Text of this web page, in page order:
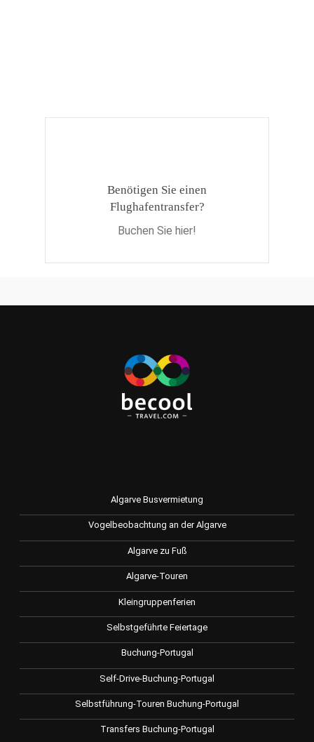
Benötigen Sie einen
Flughafentransfer?
Buchen Sie hier!
Algarve Busvermietung
Vogelbeobachtung an der Algarve
Algarve zu Fuß
Algarve-Touren
Kleingruppenferien
Selbstgeführte Feiertage
Buchung-Portugal
Self-Drive-Buchung-Portugal
Selbstführung-Touren Buchung-Portugal
Transfers Buchung-Portugal